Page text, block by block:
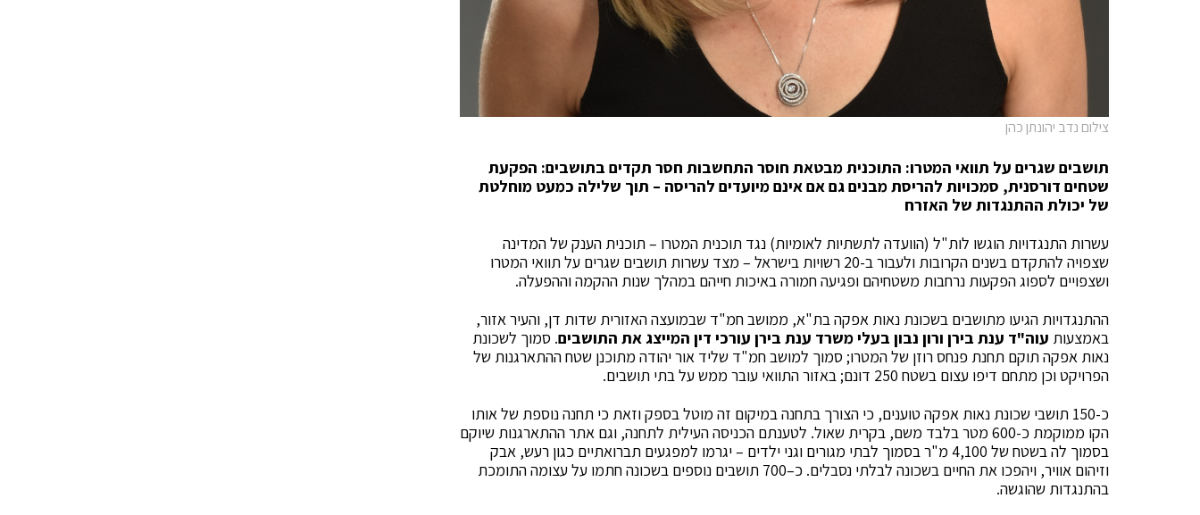
צילום נדב יהונתן כהן
תושבים שגרים על תוואי המטרו: התוכנית מבטאת חוסר התחשבות חסר תקדים בתושבים: הפקעת
שטחים דורסנית, סמכויות להריסת מבנים גם אם אינם מיועדים להריסה – תוך שלילה כמעט מוחלטת
של יכולת ההתנגדות של האזרח
עשרות התנגדויות הוגשו לות"ל (הוועדה לתשתיות לאומיות) נגד תוכנית המטרו – תוכנית הענק של המדינה
שצפויה להתקדם בשנים הקרובות ולעבור ב-20 רשויות בישראל – מצד עשרות תושבים שגרים על תוואי המטרו
ושצפויים לספוג הפקעות נרחבות משטחיהם ופגיעה חמורה באיכות חייהם במהלך שנות ההקמה וההפעלה.
ההתנגדויות הגיעו מתושבים בשכונת נאות אפקה בת"א, ממושב חמ"ד שבמועצה האזורית שדות דן, והעיר אזור,
באמצעות עוה"ד ענת בירן ורון נבון בעלי משרד ענת בירן עורכי דין המייצג את התושבים. סמוך לשכונת
נאות אפקה תוקם תחנת פנחס רוזן של המטרו; סמוך למושב חמ"ד שליד אור יהודה מתוכנן שטח ההתארגנות של
הפרויקט וכן מתחם דיפו עצום בשטח 250 דונם; באזור התוואי עובר ממש על בתי תושבים.
כ-150 תושבי שכונת נאות אפקה טוענים, כי הצורך בתחנה במיקום זה מוטל בספק וזאת כי תחנה נוספת של אותו
הקו ממוקמת כ-600 מטר בלבד משם, בקרית שאול. לטענתם הכניסה העילית לתחנה, וגם אתר ההתארגנות שיוקם
בסמוך לה בשטח של 4,100 מ"ר בסמוך לבתי מגורים וגני ילדים – יגרמו למפגעים תברואתיים כגון רעש, אבק
וזיהום אוויר, ויהפכו את החיים בשכונה לבלתי נסבלים. כ–700 תושבים נוספים בשכונה חתמו על עצומה התומכת
בהתנגדות שהוגשה.